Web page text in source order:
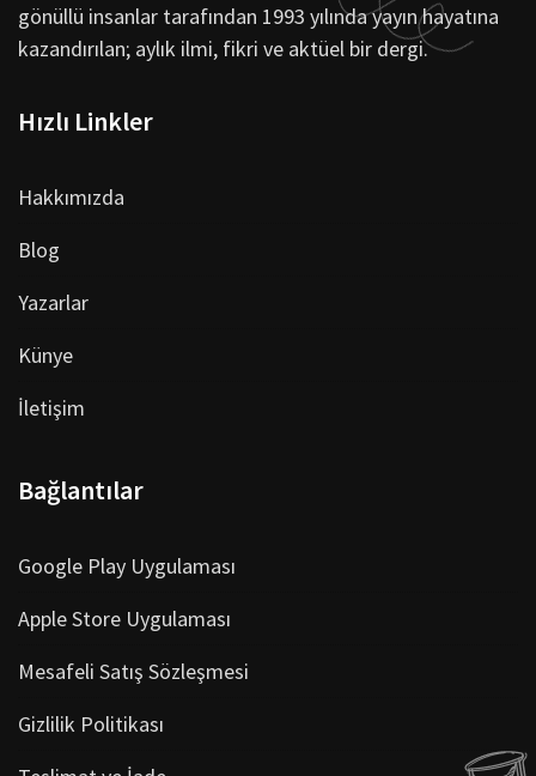
gönüllü insanlar tarafından 1993 yılında yayın hayatına
kazandırılan; aylık ilmi, fikri ve aktüel bir dergi.
Hızlı Linkler
Hakkımızda
Blog
Yazarlar
Künye
İletişim
Bağlantılar
Google Play Uygulaması
Apple Store Uygulaması
Mesafeli Satış Sözleşmesi
Gizlilik Politikası